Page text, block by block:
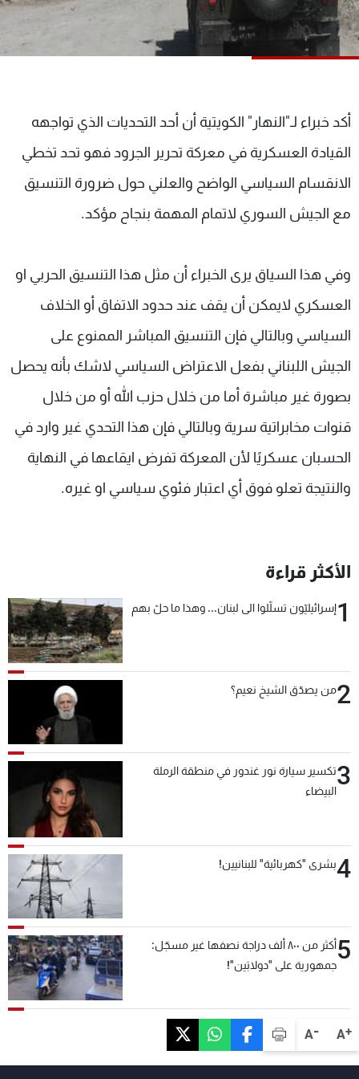
A+
A-
أكد خبراء لـ"النهار" الكويتية أن أحد التحديات الذي تواجهه
القيادة العسكرية في معركة تحرير الجرود فهو تحد تخطي
الانقسام السياسي الواضح والعلني حول ضرورة التنسيق
مع الجيش السوري لاتمام المهمة بنجاح مؤكد.
وفي هذا السياق يرى الخبراء أن مثل هذا التنسيق الحربي او
العسكري لايمكن أن يقف عند حدود الاتفاق أو الخلاف
السياسي وبالتالي فإن التنسيق المباشر الممنوع على
الجيش اللبناني بفعل الاعتراض السياسي لاشك بأنه يحصل
بصورة غير مباشرة أما من خلال حزب الله أو من خلال
قنوات مخابراتية سرية وبالتالي فإن هذا التحدي غير وارد في
الحسبان عسكريًا لأن المعركة تفرض ايقاعها في النهاية
والنتيجة تعلو فوق أي اعتبار فئوي سياسي او غيره.
الأكثر قراءة
1إسرائيليّون تسلّلوا الى لبنان... وهذا ما حلّ بهم
2من يصدّق الشيخ نعيم؟
3تكسير سيارة نور غندور في منطقة الرملة
البيضاء
4بشرى "كهربائية" للبنانيين!
5
أكثر من ٨٠٠ ألف دراجة نصفها غير مسجّل:
جمهورية على "دولابَين"!
شاهد البرامج
الترددات
لاعلاناتكم
شروط الإسـتخدام